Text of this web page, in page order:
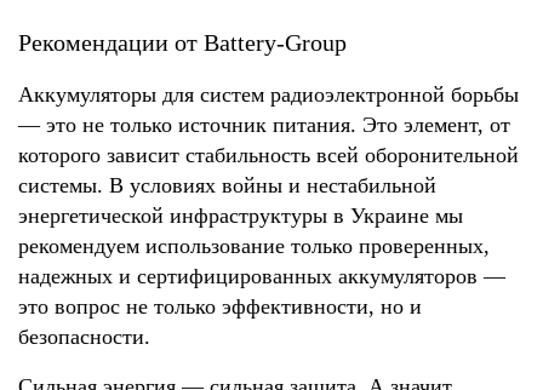
Рекомендации от Battery-Group
Аккумуляторы для систем радиоэлектронной борьбы
— это не только источник питания. Это элемент, от
которого зависит стабильность всей оборонительной
системы. В условиях войны и нестабильной
энергетической инфраструктуры в Украине мы
рекомендуем использование только проверенных,
надежных и сертифицированных аккумуляторов —
это вопрос не только эффективности, но и
безопасности.